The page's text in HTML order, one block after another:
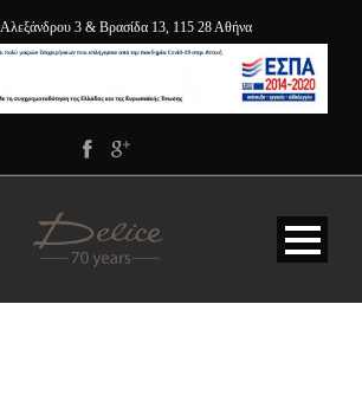
3 & Βρασίδα 13, 115 28 Αθήνα